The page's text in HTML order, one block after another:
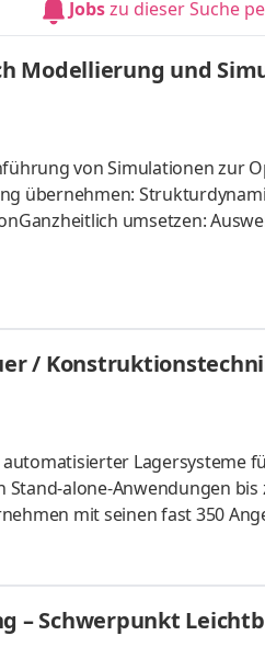
Jobszu dieser Suche
Modellierung und
von Simulationen zur
übernehmen:
umsetzen:
/
Lagersysteme
alone-Anwendungen
mit seinen fast 350
mit komplexen
In
Entwicklungsingenieur /
– Schwerpunkt